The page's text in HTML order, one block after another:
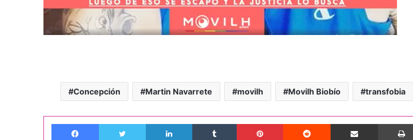
Concepción Martin Navarrete movilh Movilh Biobío transfobia
Facebook Twitter LinkedIn Tumblr Pinterest Reddit Compartir por correo electrónico